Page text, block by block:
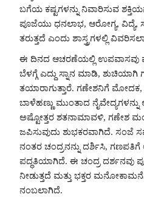
ಬಗೆಯ ಕಷ್ಟಗಳನ್ನು ನಿವಾರಿಸುವ
ಪೂಜೆಯು ಧನಲಾಭ, ಆರೋಗ್ಯ, ವಿದ್ಯೆ,
ತರುತ್ತದೆ ಎಂದು ಶಾಸ್ತ್ರಗಳಲ್ಲಿ
ಈ ದಿನದ ಆಚರಣೆಯಲ್ಲಿ ಉಪವಾಸವು
ಬೆಳಗ್ಗೆ ಎದ್ದು ಸ್ನಾನ ಮಾಡಿ,
ತಯಾರಾಗುತ್ತಾರೆ. ಗಣೇಶನಿಗೆ ಮೋದಕ,
ಬಾಳೆಹಣ್ಣು ಮುಂತಾದ
ಅಷ್ಟೋತ್ತರ ಶತನಾಮಾವಳಿ, ಗಣೇಶ
ಜಪಿಸುವುದು ಶುಭಕರವಾಗಿದೆ.
ನಂತರ ಚಂದ್ರನನ್ನು ದರ್ಶಿಸಿ, ಗಣಪತಿಗೆ
ಪದ್ಧತಿಯಾಗಿದೆ. ಈ ಚಂದ್ರ ದರ್ಶನವು
ನೀಡುತ್ತದೆ ಮತ್ತು ಭಕ್ತರ
ನಂಬಲಾಗಿದೆ.